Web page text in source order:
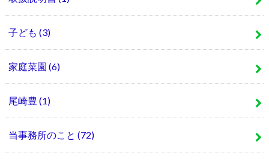
子ども (3)
家庭菜園 (6)
尾崎豊 (1)
当事務所のこと (72)